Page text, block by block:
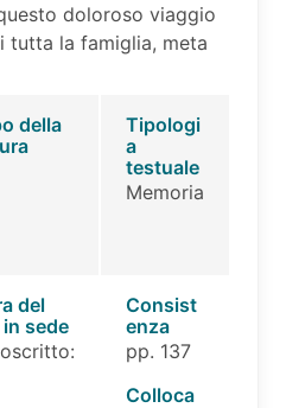
doloroso viaggio
tutta la famiglia, meta
della
Tipologi
a
testuale
Memoria
del
sede
Consist
enza
pp. 137
Colloca